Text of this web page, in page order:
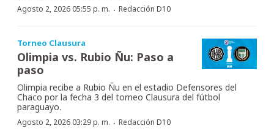
Agosto 2, 2026 05:55 p. m. · Redacción D10
Torneo Clausura
Olimpia vs. Rubio Ñu: Paso a
paso
Olimpia recibe a Rubio Ñu en el estadio Defensores del
Chaco por la fecha 3 del torneo Clausura del fútbol
paraguayo.
Agosto 2, 2026 03:29 p. m. · Redacción D10